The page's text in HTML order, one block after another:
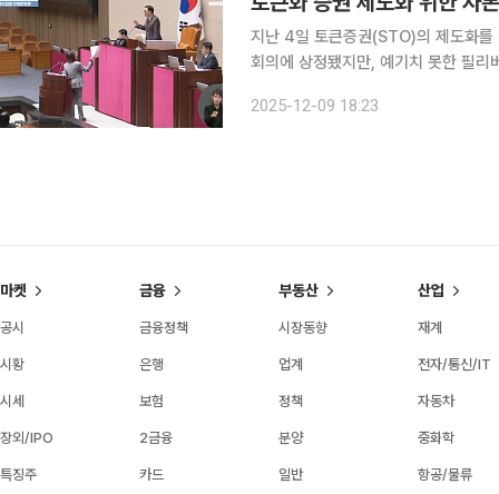
지난 4일 토큰증권(STO)의 제도화를
회의에 상정됐지만, 예기치 못한 필리버
의 힘 김재섭 의원이 발의한 각 법안
2025-12-09 18:23
마켓
공시
시황
시세
장외/IPO
특징주
금융
금융정책
은행
보험
2금융
카드
부동산
시장동향
업계
정책
분양
일반
산업
재계
전자/통신/IT
자동차
중화학
항공/물류